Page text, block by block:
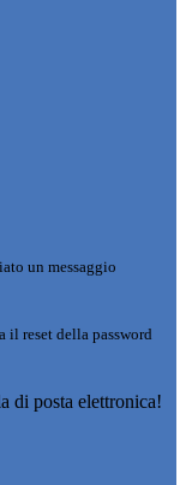
un messaggio
il reset della password
di posta elettronica!